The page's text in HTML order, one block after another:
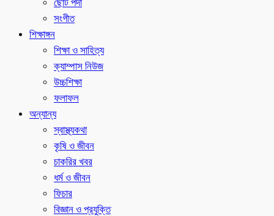
ছোট পর্দা
সংগীত
শিক্ষাঙ্গন
শিক্ষা ও সাহিত্য
ক্যাম্পাস নিউজ
উচ্চশিক্ষা
ফলাফল
অন্যান্য
স্বাস্থ্যকথা
কৃষি ও জীবন
চাকরির খবর
ধর্ম ও জীবন
ফিচার
বিজ্ঞান ও প্রযুক্তি